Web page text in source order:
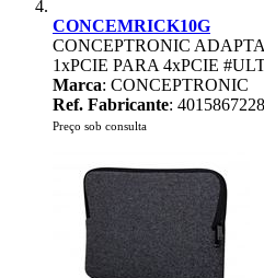
CONCEMRICK10G
CONCEPTRONIC
1xPCIE PARA 4xPCIE
Marca: CONCEPTRONIC
Ref. Fabricante:
Preço sob consulta